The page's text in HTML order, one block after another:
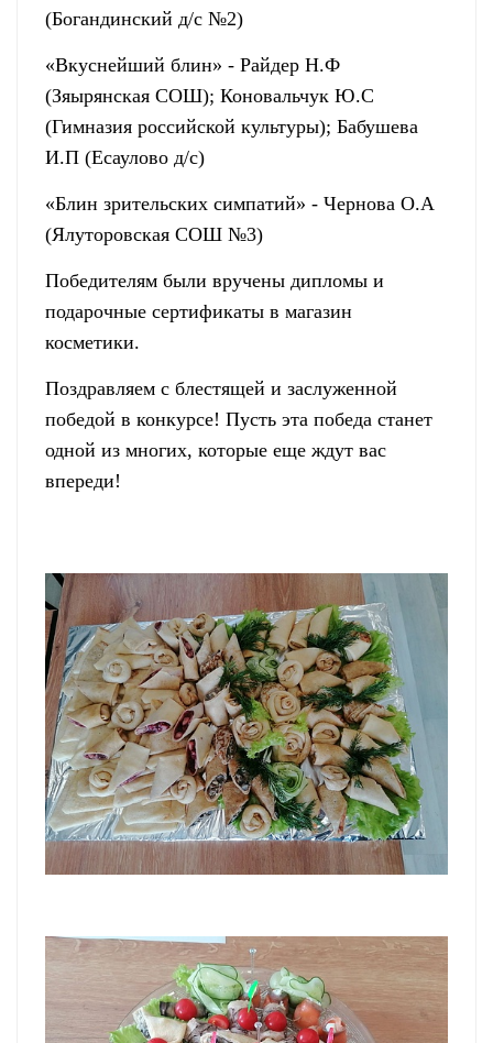
(Богандинский д/с №2)
«Вкуснейший блин» - Райдер Н.Ф
(Зяырянская СОШ); Коновальчук Ю.С
(Гимназия российской культуры); Бабушева
И.П (Есаулово д/с)
«Блин зрительских симпатий» - Чернова О.А
(Ялуторовская СОШ №3)
Победителям были вручены дипломы и
подарочные сертификаты в магазин
косметики.
Поздравляем с блестящей и заслуженной
победой в конкурсе! Пусть эта победа станет
одной из многих, которые еще ждут вас
впереди!